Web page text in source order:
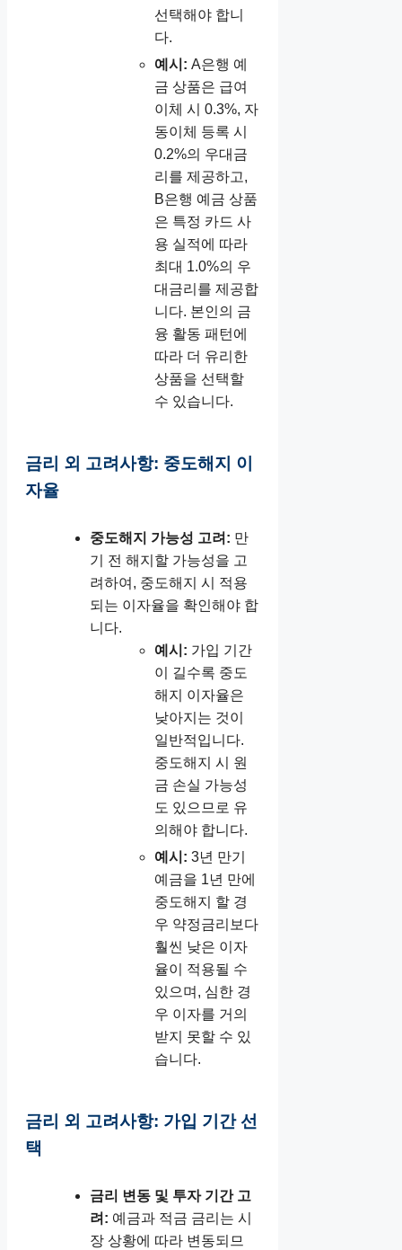
선택해야 합니
다.
예시: A은행 예
금 상품은 급여
이체 시 0.3%, 자
동이체 등록 시
0.2%의 우대금
리를 제공하고,
B은행 예금 상품
은 특정 카드 사
용 실적에 따라
최대 1.0%의 우
대금리를 제공합
니다. 본인의 금
융 활동 패턴에
따라 더 유리한
상품을 선택할
수 있습니다.
금리 외 고려사항: 중도해지 이
자율
중도해지 가능성 고려: 만
기 전 해지할 가능성을 고
려하여, 중도해지 시 적용
되는 이자율을 확인해야 합
니다.
예시: 가입 기간
이 길수록 중도
해지 이자율은
낮아지는 것이
일반적입니다.
중도해지 시 원
금 손실 가능성
도 있으므로 유
의해야 합니다.
예시: 3년 만기
예금을 1년 만에
중도해지 할 경
우 약정금리보다
훨씬 낮은 이자
율이 적용될 수
있으며, 심한 경
우 이자를 거의
받지 못할 수 있
습니다.
금리 외 고려사항: 가입 기간 선
택
금리 변동 및 투자 기간 고
려: 예금과 적금 금리는 시
장 상황에 따라 변동되므